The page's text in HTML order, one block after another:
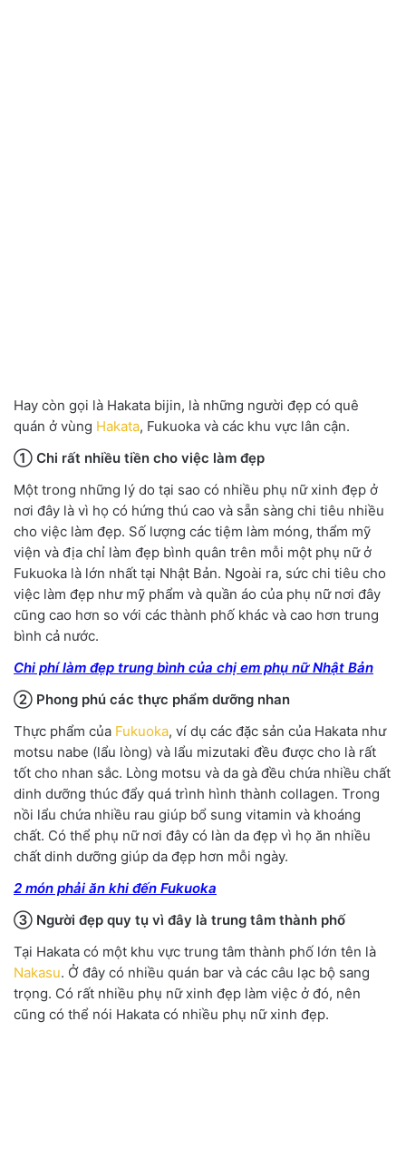
Hay còn gọi là Hakata bijin, là những người đẹp có quê
quán ở vùng Hakata, Fukuoka và các khu vực lân cận.
① Chi rất nhiều tiền cho việc làm đẹp
Một trong những lý do tại sao có nhiều phụ nữ xinh đẹp ở
nơi đây là vì họ có hứng thú cao và sẵn sàng chi tiêu nhiều
cho việc làm đẹp. Số lượng các tiệm làm móng, thẩm mỹ
viện và địa chỉ làm đẹp bình quân trên mỗi một phụ nữ ở
Fukuoka là lớn nhất tại Nhật Bản. Ngoài ra, sức chi tiêu cho
việc làm đẹp như mỹ phẩm và quần áo của phụ nữ nơi đây
cũng cao hơn so với các thành phố khác và cao hơn trung
bình cả nước.
Chi phí làm đẹp trung bình của chị em phụ nữ Nhật Bản
② Phong phú các thực phẩm dưỡng nhan
Thực phẩm của Fukuoka, ví dụ các đặc sản của Hakata như
motsu nabe (lẩu lòng) và lẩu mizutaki đều được cho là rất
tốt cho nhan sắc. Lòng motsu và da gà đều chứa nhiều chất
dinh dưỡng thúc đẩy quá trình hình thành collagen. Trong
nồi lẩu chứa nhiều rau giúp bổ sung vitamin và khoáng
chất. Có thể phụ nữ nơi đây có làn da đẹp vì họ ăn nhiều
chất dinh dưỡng giúp da đẹp hơn mỗi ngày.
2 món phải ăn khi đến Fukuoka
③ Người đẹp quy tụ vì đây là trung tâm thành phố
Tại Hakata có một khu vực trung tâm thành phố lớn tên là
Nakasu. Ở đây có nhiều quán bar và các câu lạc bộ sang
trọng. Có rất nhiều phụ nữ xinh đẹp làm việc ở đó, nên
cũng có thể nói Hakata có nhiều phụ nữ xinh đẹp.